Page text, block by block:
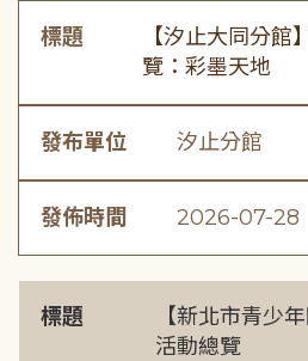
標題
【汐止大同分館
覽：彩墨天地
發布單位 汐止分館
發佈時間 2026-07-28
標題
【新北市青少
活動總覽